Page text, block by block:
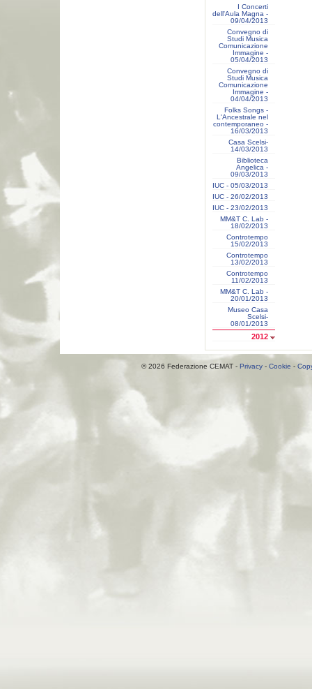
I Concerti
dell'Aula Magna -
09/04/2013
Convegno di
Studi Musica
Comunicazione
Immagine -
05/04/2013
Convegno di
Studi Musica
Comunicazione
Immagine -
04/04/2013
Folks Songs -
L'Ancestrale nel
contemporaneo -
16/03/2013
Casa Scelsi-
14/03/2013
Biblioteca
Angelica -
09/03/2013
IUC - 05/03/2013
IUC - 26/02/2013
IUC - 23/02/2013
MM&T C. Lab -
18/02/2013
Controtempo
15/02/2013
Controtempo
13/02/2013
Controtempo
11/02/2013
MM&T C. Lab -
20/01/2013
Museo Casa
Scelsi-
08/01/2013
2012
© 2026 Federazione CEMAT - Privacy - Cookie -